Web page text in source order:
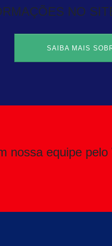
NO
SAIBA MAIS
nossa equipe pelo